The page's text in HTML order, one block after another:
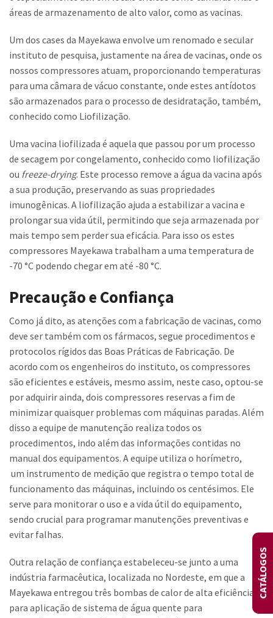
áreas de armazenamento de alto valor, como as vacinas.
Um dos cases da Mayekawa envolve um renomado e secular
instituto de pesquisa, justamente na área de vacinas, onde os
nossos compressores atuam, proporcionando temperaturas
para uma câmara de vácuo constante, onde estes antídotos
são armazenados para o processo de desidratação, também,
conhecido como Liofilização.
Uma vacina liofilizada é aquela que passou por um processo
de secagem por congelamento, conhecido como liofilização
ou freeze-drying. Este processo remove a água da vacina após
a sua produção, preservando as suas propriedades
imunogênicas. A liofilização ajuda a estabilizar a vacina e
prolongar sua vida útil, permitindo que seja armazenada por
mais tempo sem perder sua eficácia. Para isso os estes
compressores Mayekawa trabalham a uma temperatura de
-70 °C podendo chegar em até -80 °C.
Precaução e Confiança
Como já dito, as atenções com a fabricação de vacinas, como
deve ser também com os fármacos, segue procedimentos e
protocolos rígidos das Boas Práticas de Fabricação. De
acordo com os engenheiros do instituto, os compressores
são eficientes e estáveis, mesmo assim, neste caso, optou-se
por adquirir ainda, dois compressores reservas a fim de
minimizar quaisquer problemas com máquinas paradas. Além
disso a equipe de manutenção realiza todos os
procedimentos, indo além das informações contidas no
manual dos equipamentos. A equipe utiliza o horímetro,
um instrumento de medição que registra o tempo total de
funcionamento das máquinas, incluindo os centésimos. Ele
serve para monitorar o uso e a vida útil do equipamento,
sendo crucial para programar manutenções preventivas e
evitar falhas.
Outra relação de confiança estabeleceu-se junto a uma
indústria farmacêutica, localizada no Nordeste, em que a
Mayekawa entregou três bombas de calor de alta eficiência
para aplicação de sistema de água quente para
CATÁLOGOS